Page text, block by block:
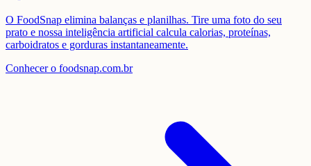
O FoodSnap elimina balanças e planilhas. Tire uma foto do seu
prato e nossa inteligência artificial calcula calorias, proteínas,
carboidratos e gorduras instantaneamente.
Conhecer o foodsnap.com.br